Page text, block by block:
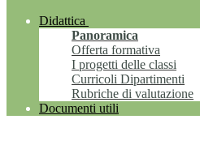
Didattica
Panoramica
Offerta formativa
I progetti delle classi
Curricoli Dipartimenti
Rubriche di valutazione
Documenti utili